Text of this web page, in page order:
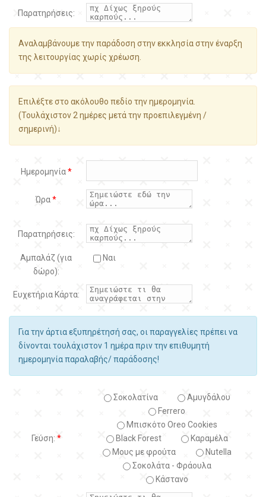
Παρατηρήσεις:
Αναλαμβάνουμε την παράδοση στην εκκλησία στην έναρξη
της λειτουργίας χωρίς χρέωση.
Επιλέξτε στο ακόλουθο πεδίο την ημερομηνία.
(Τουλάχιστον 2 ημέρες μετά την προεπιλεγμένη /
σημερινή)↓
Ημερομηνία*
Ώρα*
Παρατηρήσεις:
Αμπαλάζ (για
δώρο):
Ναι
Ευχετήρια Κάρτα:
Για την άρτια εξυπηρέτησή σας, οι παραγγελίες πρέπει να
δίνονται τουλάχιστον 1 ημέρα πριν την επιθυμητή
ημερομηνία παραλαβής/ παράδοσης!
Γεύση: *
Σοκολατίνα
Αμυγδάλου
Ferrero
Μπισκότο Oreo Cookies
Black Forest
Kαραμέλα
Μους με φρούτα
Nutella
Σοκολάτα - Φράουλα
Κάστανο